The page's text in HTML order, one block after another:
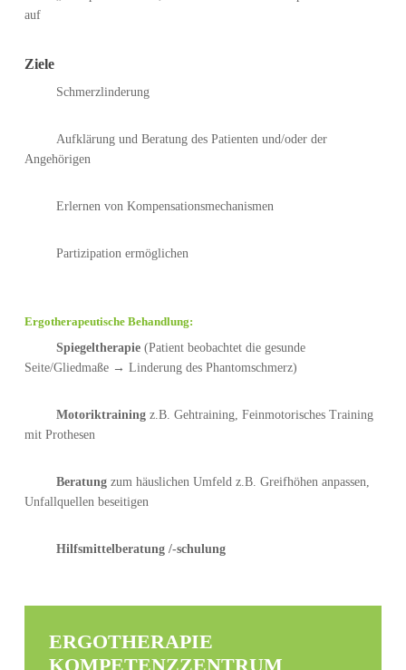
auf
Ziele
Schmerzlinderung
Aufklärung und Beratung des Patienten und/oder der
Angehörigen
Erlernen von Kompensationsmechanismen
Partizipation ermöglichen
Ergotherapeutische Behandlung:
Spiegeltherapie (Patient beobachtet die gesunde
Seite/Gliedmaße → Linderung des Phantomschmerz)
Motoriktraining z.B. Gehtraining, Feinmotorisches Training
mit Prothesen
Beratungzum häuslichen Umfeld z.B. Greifhöhen anpassen,
Unfallquellen beseitigen
Hilfsmittelberatung /-schulung
ERGOTHERAPIE
KOMPETENZZENTRUM